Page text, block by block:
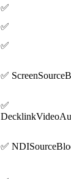
✅
✅
✅
✅
✅
✅